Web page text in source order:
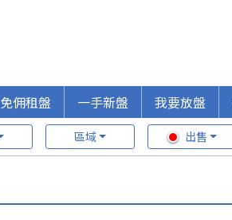
免佣租盤 一手新盤 我要放盤
區域 出售